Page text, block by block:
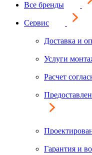
Все бренды
Сервис
Доставка и
Услуги
Расчет
Гарантия и